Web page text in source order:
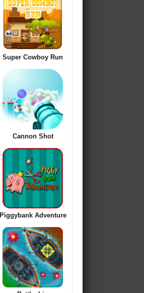
Super Cowboy Run
Cannon Shot
Piggybank Adventure